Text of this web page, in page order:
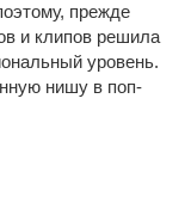
прежде
и клипов решила
уровень.
нишу в поп-